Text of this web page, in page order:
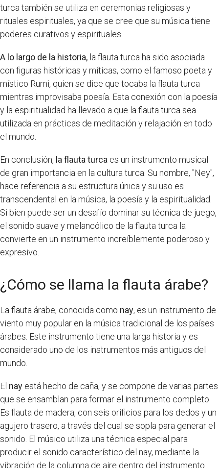
turca también se utiliza en ceremonias religiosas y
rituales espirituales, ya que se cree que su música tiene
poderes curativos y espirituales.
A lo largo de la historia, la flauta turca ha sido asociada
con figuras históricas y míticas, como el famoso poeta y
místico Rumi, quien se dice que tocaba la flauta turca
mientras improvisaba poesía. Esta conexión con la poesía
y la espiritualidad ha llevado a que la flauta turca sea
utilizada en prácticas de meditación y relajación en todo
el mundo.
En conclusión, la flauta turca es un instrumento musical
de gran importancia en la cultura turca. Su nombre, "Ney",
hace referencia a su estructura única y su uso es
transcendental en la música, la poesía y la espiritualidad.
Si bien puede ser un desafío dominar su técnica de juego,
el sonido suave y melancólico de la flauta turca la
convierte en un instrumento increíblemente poderoso y
expresivo.
¿Cómo se llama la flauta árabe?
La flauta árabe, conocida como nay, es un instrumento de
viento muy popular en la música tradicional de los países
árabes. Este instrumento tiene una larga historia y es
considerado uno de los instrumentos más antiguos del
mundo.
El nay está hecho de caña, y se compone de varias partes
que se ensamblan para formar el instrumento completo.
Es flauta de madera, con seis orificios para los dedos y un
agujero trasero, a través del cual se sopla para generar el
sonido. El músico utiliza una técnica especial para
producir el sonido característico del nay, mediante la
vibración de la columna de aire dentro del instrumento.